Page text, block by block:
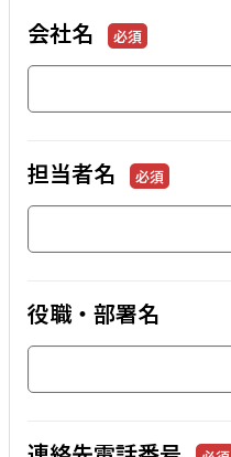
会社名 必須
担当者名 必須
役職・部署名